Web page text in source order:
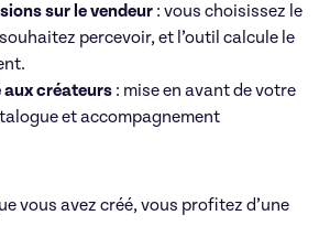
sur le vendeur : vous choisissez le
percevoir, et l’outil calcule le
aux créateurs : mise en avant de votre
et accompagnement
vous avez créé, vous profitez d’une